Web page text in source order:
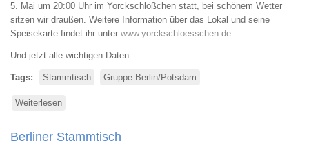
5. Mai um 20:00 Uhr im Yorckschlößchen statt, bei schönem Wetter
sitzen wir draußen. Weitere Information über das Lokal und seine
Speisekarte findet ihr unter www.yorckschloesschen.de.
Und jetzt alle wichtigen Daten:
Tags Stammtisch Gruppe Berlin/Potsdam
Weiterlesen
Stammtisch
Berliner Stammtisch